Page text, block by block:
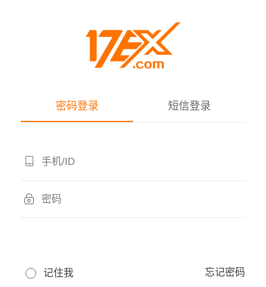
密码登录 短信登录
记住我 忘记密码